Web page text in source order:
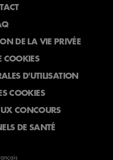
DE LA VIE PRIVÉE
COOKIES
D'UTILISATION
COOKIES
CONCOURS
DE SANTÉ